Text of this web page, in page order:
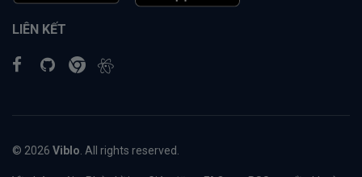
LIÊN KẾT
© 2026 Viblo . All rights reserved.